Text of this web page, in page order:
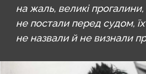
на жаль, великі
не постали перед судом, їх
не назвали й не визнали